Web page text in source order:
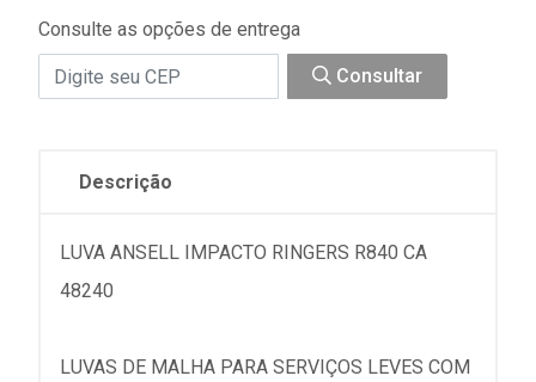
Consulte as opções de entrega
Consultar
Descrição
LUVA ANSELL IMPACTO RINGERS R840 CA
48240
LUVAS DE MALHA PARA SERVIÇOS LEVES COM